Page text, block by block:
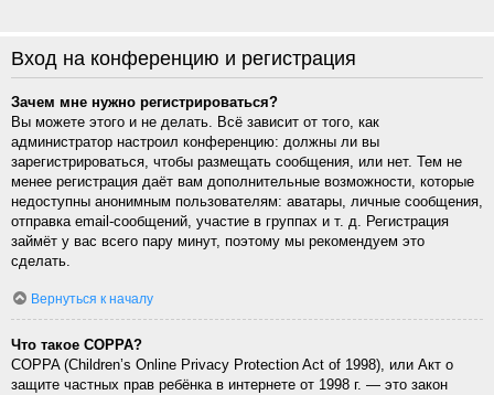
Вход на конференцию и регистрация
Зачем мне нужно регистрироваться?
Вы можете этого и не делать. Всё зависит от того, как
администратор настроил конференцию: должны ли вы
зарегистрироваться, чтобы размещать сообщения, или нет. Тем не
менее регистрация даёт вам дополнительные возможности, которые
недоступны анонимным пользователям: аватары, личные сообщения,
отправка email-сообщений, участие в группах и т. д. Регистрация
займёт у вас всего пару минут, поэтому мы рекомендуем это
сделать.
Вернуться к началу
Что такое COPPA?
COPPA (Children’s Online Privacy Protection Act of 1998), или Акт о
защите частных прав ребёнка в интернете от 1998 г. — это закон